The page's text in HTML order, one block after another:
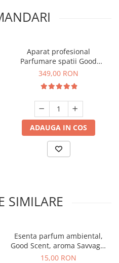
Aparat profesional
Parfumare spatii Good
Scent GS 100, culoare alb si
349,00 RON
ADAUGA IN COS
SIMILARE
Esenta parfum ambiental,
Good Scent, aroma Savvage,
10 g
15,00 RON